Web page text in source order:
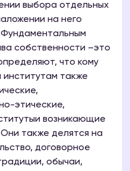
выбора отдельных
на него
собственности –это
что кому
также
этические,
возникающие
также делятся на
договорное
обычаи,